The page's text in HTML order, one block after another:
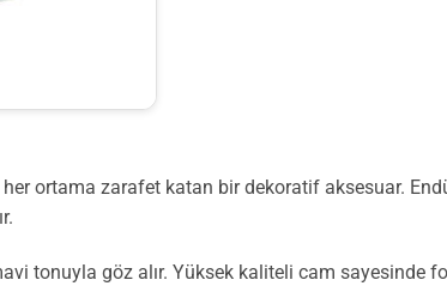
her ortama zarafet katan bir dekoratif aksesuar.
tonuyla göz alır. Yüksek kaliteli cam sayesinde